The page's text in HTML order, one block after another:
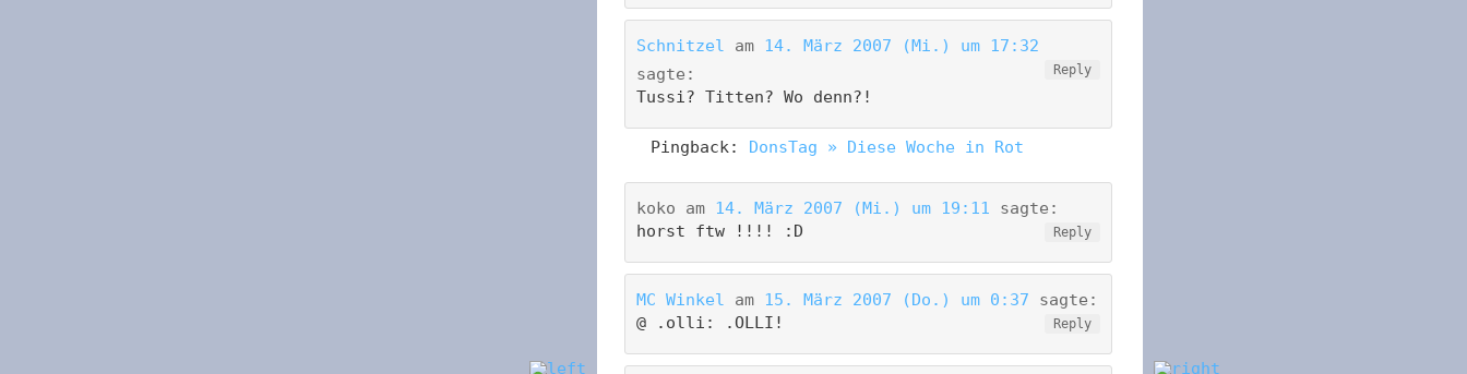
Schnitzel am 14. März 2007 (Mi.) um 17:32
sagte:
Reply
Tussi? Titten? Wo denn?!
Pingback: DonsTag » Diese Woche in Rot
koko am 14. März 2007 (Mi.) um 19:11 sagte:
Reply
horst ftw !!!! :D
MC Winkel am 15. März 2007 (Do.) um 0:37 sagte:
Reply
@ .olli: .OLLI!